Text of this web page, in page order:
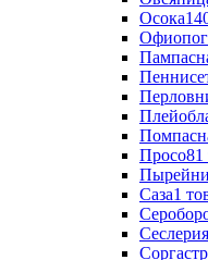
Осока
Просо81
Саза1
Сеслерия